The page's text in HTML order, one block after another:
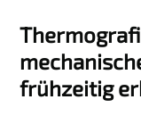
frühzeitig